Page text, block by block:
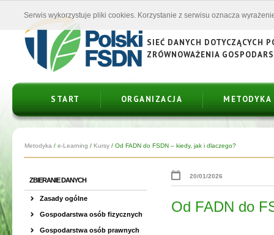
SIEĆ DANYCH DOTYCZĄCYCH
ZRÓWNOWAŻENIA
START ORGANIZACJA METODYKA
Metodyka / e-Learning / Kursy / Od FADN do FSDN – kiedy, jak i dlaczego?
ZBIERANIE DANYCH
Zasady ogólne
Gospodarstwa osób fizycznych
Gospodarstwa osób prawnych
20/01/2026
Od FADN do
Serwis wykorzystuje pliki cookies. Korzystanie z serwisu oznacza